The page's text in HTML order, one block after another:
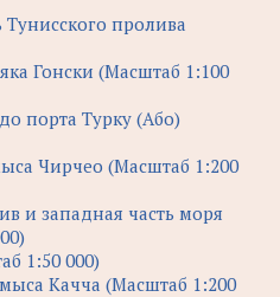
Тунисского пролива
Гонски (Масштаб 1:100
порта Турку (Або)
Чирчео (Масштаб 1:200
и западная часть моря
1:50 000)
Качча (Масштаб 1:200